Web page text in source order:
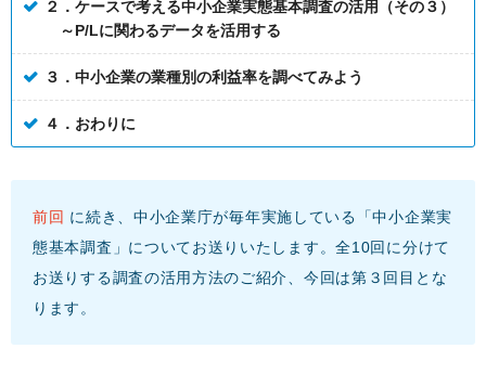
２．ケースで考える中小企業実態基本調査の活用（その３）
～P/Lに関わるデータを活用する
３．中小企業の業種別の利益率を調べてみよう
４．おわりに
前回 に続き、中小企業庁が毎年実施している「中小企業実
態基本調査」についてお送りいたします。全10回に分けて
お送りする調査の活用方法のご紹介、今回は第３回目とな
ります。